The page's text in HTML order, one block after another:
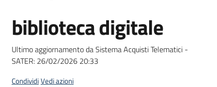
Bandi
strumenti
di
acquisto
Salta al contenuto
biblioteca digitale
Ultimo aggiornamento da Sistema Acquisti Telematici -
SATER: 26/02/2026 20:33
CondividiVedi azioni